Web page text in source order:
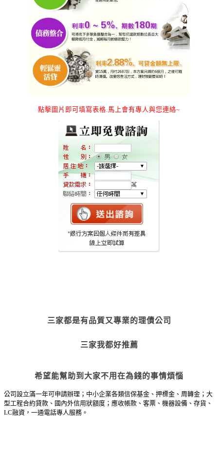
點擊圖片即可填寫表格.馬上會有專人與您連絡~
三家都是有品質又專業的理債公司
三家我都好推薦
希望能幫助到大家不用在為錢的事情煩惱
公司設立滿一年可申請辦理；中小企業各類信保基金、押標金、周轉金；大
型工程合約貸款、國內外信用狀額度；應收帳款、客票、機器設備、存貨、
LC融資，一通電話專人服務。